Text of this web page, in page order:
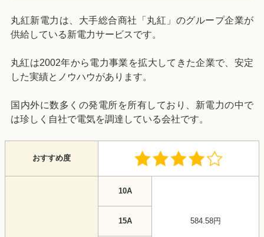
丸紅新電力は、大手総合商社「丸紅」のグループ企業が
供給している新電力サービスです。
丸紅は2002年から電力事業を拡大してきた企業で、安定
した実績とノウハウがあります。
国内外に数多くの発電所を所有しており、新電力の中で
は珍しく自社で電気を調達している会社です。
おすすめ度
10A
584.58円
15A